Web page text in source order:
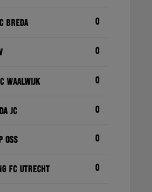
Breda 0
0
Waalwijk 0
JC 0
Oss 0
FC Utrecht 0